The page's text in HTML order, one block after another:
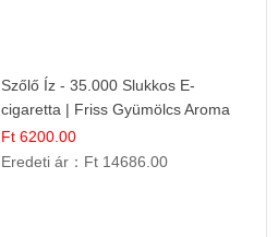
Szőlő Íz - 35.000 Slukkos E-
cigaretta | Friss Gyümölcs Aroma
Ft 6200.00
Eredeti ár： Ft 14686.00